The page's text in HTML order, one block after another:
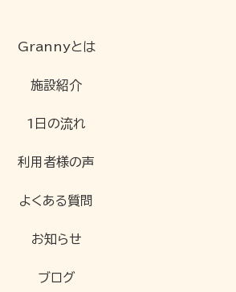
Grannyとは
施設紹介
1日の流れ
利用者様の声
よくある質問
お知らせ
ブログ